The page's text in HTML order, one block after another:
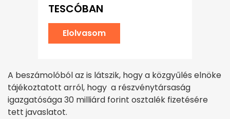
TESCÓBAN
Elolvasom
A beszámolóból az is látszik, hogy a közgyűlés elnöke
tájékoztatott arról, hogy a részvénytársaság
igazgatósága 30 milliárd forint osztalék fizetésére
tett javaslatot.